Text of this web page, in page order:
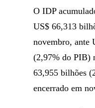
O IDP
US$ 66,313
novembro, ante
(2,97% do PIB)
63,955 bilhões
encerrado em